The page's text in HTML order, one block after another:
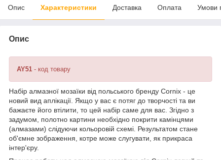
Опис Характеристики Доставка Оплата Умови
Опис
AY51 - код товару
Набір алмазної мозаїки від польського бренду Cornix - це
новий вид аплікації. Якщо у вас є потяг до творчості та ви
бажаєте його втілити, то цей набір саме для вас. Згідно з
задумом, полотно картини необхідно покрити камінцями
(алмазами) слідуючи кольоровій схемі. Результатом стане
об'ємне зображення, котре може слугувати, як прикраса
інтер'єру.